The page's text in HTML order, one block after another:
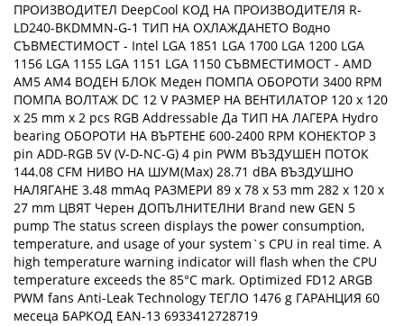
ПРОИЗВОДИТЕЛ DeepCool КОД НА ПРОИЗВОДИТЕЛЯ R-
LD240-BKDMMN-G-1 ТИП НА ОХЛАЖДАНЕТО Водно
СЪВМЕСТИМОСТ - Intel LGA 1851 LGA 1700 LGA 1200 LGA
1156 LGA 1155 LGA 1151 LGA 1150 СЪВМЕСТИМОСТ - AMD
AM5 AM4 ВОДЕН БЛОК Меден ПОМПА ОБОРОТИ 3400 RPM
ПОМПА ВОЛТАЖ DC 12 V РАЗМЕР НА ВЕНТИЛАТОР 120 x 120
x 25 mm x 2 pcs RGB Addressable Да ТИП НА ЛАГЕРА Hydro
bearing ОБОРОТИ НА ВЪРТЕНЕ 600-2400 RPM КОНЕКТОР 3
pin ADD-RGB 5V (V-D-NC-G) 4 pin PWM ВЪЗДУШЕН ПОТОК
144.08 CFM НИВО НА ШУМ(Max) 28.71 dBA ВЪЗДУШНО
НАЛЯГАНЕ 3.48 mmAq РАЗМЕРИ 89 x 78 x 53 mm 282 x 120 x
27 mm ЦВЯТ Черен ДОПЪЛНИТЕЛНИ Brand new GEN 5
pump The status screen displays the power consumption,
temperature, and usage of your system`s CPU in real time. A
high temperature warning indicator will flash when the CPU
temperature exceeds the 85°C mark. Optimized FD12 ARGB
PWM fans Anti-Leak Technology ТЕГЛО 1476 g ГАРАНЦИЯ 60
месеца БАРКОД EAN-13 6933412728719